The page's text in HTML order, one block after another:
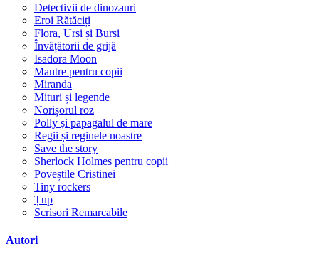
Detectivii de dinozauri
Eroi Rătăciți
Flora, Ursi și Bursi
Învățătorii de grijă
Isadora Moon
Mantre pentru copii
Miranda
Mituri și legende
Norișorul roz
Polly și papagalul de mare
Regii și reginele noastre
Save the story
Sherlock Holmes pentru copii
Poveștile Cristinei
Tiny rockers
Țup
Scrisori Remarcabile
Autori